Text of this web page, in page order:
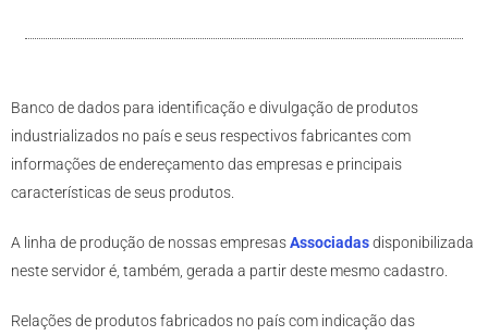
Banco de dados para identificação e divulgação de produtos
industrializados no país e seus respectivos fabricantes com
informações de endereçamento das empresas e principais
características de seus produtos.
A linha de produção de nossas empresasAssociadasdisponibilizada
neste servidor é, também, gerada a partir deste mesmo cadastro.
Relações de produtos fabricados no país com indicação das